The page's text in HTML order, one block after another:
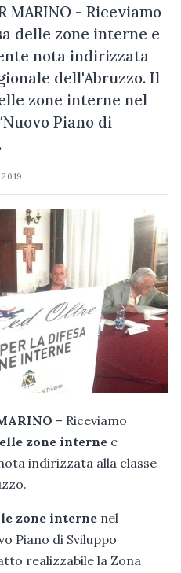
MARINO - Riceviamo
delle zone interne e
nota indirizzata
dell'Abruzzo. Il
zone interne nel
Piano di
– Riceviamo
zone interne e
indirizzata alla classe
zone interne nel
Piano di Sviluppo
realizzabile la Zona